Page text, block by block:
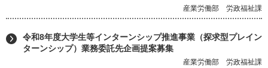
産業労働部 労政福祉課
令和8年度大学生等インターンシップ推進事業（探求型プレイン
ターンシップ）業務委託先企画提案募集
産業労働部 労政福祉課